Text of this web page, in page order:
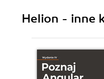
Część 1.
Rozdział 1. Oszczędź
przemielić trochę mięsa
Helion - inne